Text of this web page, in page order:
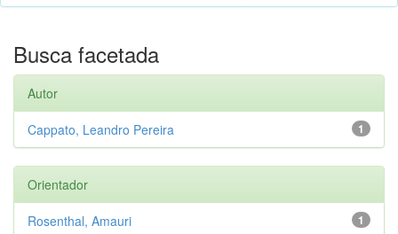
Busca facetada
Autor
1
Cappato, Leandro Pereira
Orientador
1
Rosenthal, Amauri